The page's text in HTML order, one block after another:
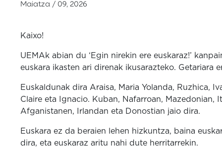
Maiatza / 09, 2026
Kaixo!
UEMAk abian du ‘Egin nirekin ere euskaraz!’
euskara ikasten ari direnak ikusarazteko. Getariara
Euskaldunak dira Araisa, Maria Yolanda, Ruzhica,
Claire eta Ignacio. Kuban, Nafarroan, Mazedonian,
Afganistanen, Irlandan eta Donostian jaio dira.
Euskara ez da beraien lehen hizkuntza, baina
dira, eta euskaraz aritu nahi dute herritarrekin.